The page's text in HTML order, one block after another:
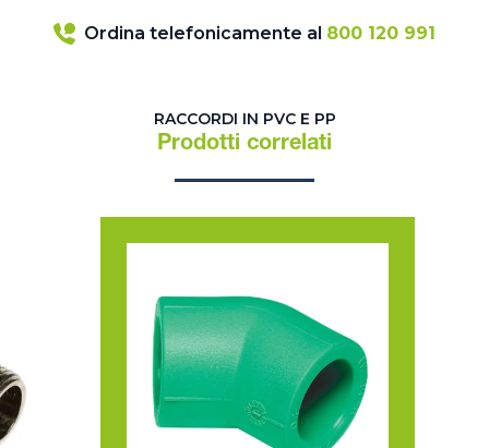
Ordina telefonicamente al 800 120 991
RACCORDI IN PVC E PP
Prodotti correlati